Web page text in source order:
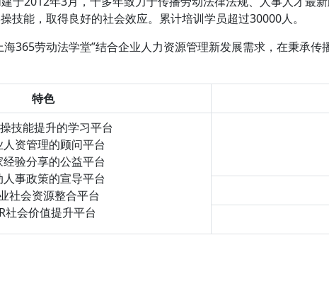
技能，取得良好的社会效应。累计培训学员超过30000人。
365劳动法学堂”结合企业人力资源管理新发展需求，在秉承
特色
技能提升的学习平台
人资管理的顾问平台
经验分享的公益平台
人事政策的宣导平台
社会资源整合平台
社会价值提升平台